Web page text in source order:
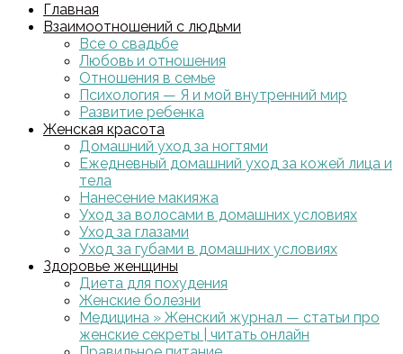
Главная
Взаимоотношений с людьми
Все о свадьбе
Любовь и отношения
Отношения в семье
Психология — Я и мой внутренний мир
Развитие ребенка
Женская красота
Домашний уход за ногтями
Ежедневный домашний уход за кожей лица и
тела
Нанесение макияжа
Уход за волосами в домашних условиях
Уход за глазами
Уход за губами в домашних условиях
Здоровье женщины
Диета для похудения
Женские болезни
Медицина » Женский журнал — статьи про
женские секреты | читать онлайн